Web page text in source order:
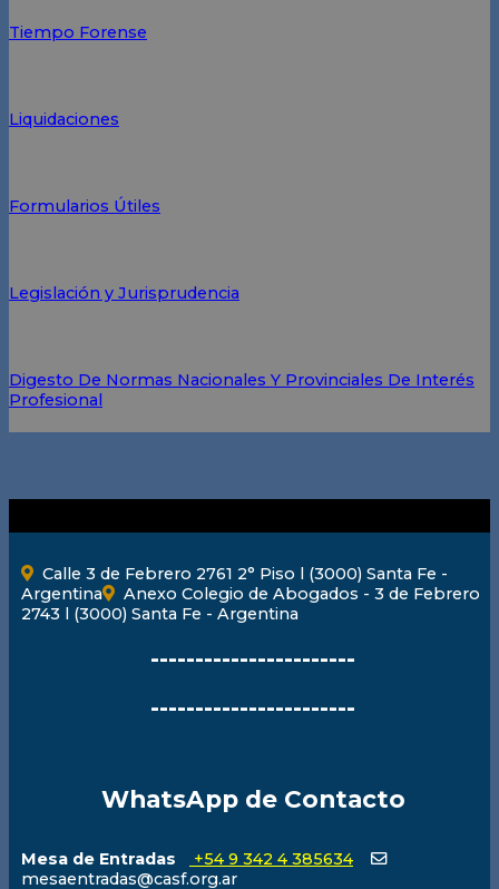
Tiempo Forense
Liquidaciones
Formularios Útiles
Legislación y Jurisprudencia
Digesto De Normas Nacionales Y Provinciales De Interés
Profesional
Calle 3 de Febrero 2761 2° Piso l (3000) Santa Fe -
Argentina
Anexo Colegio de Abogados - 3 de Febrero
2743 l (3000) Santa Fe - Argentina
-----------------------
-----------------------
WhatsApp de Contacto
Mesa de Entradas
+54 9 342 4 385634
mesaentradas@casf.org.ar